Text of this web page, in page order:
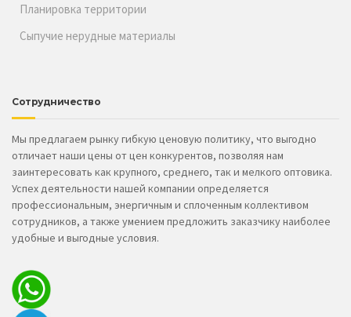
Планировка территории
Сыпучие нерудные материалы
Сотрудничество
Мы предлагаем рынку гибкую ценовую политику, что выгодно
отличает наши цены от цен конкурентов, позволяя нам
заинтересовать как крупного, среднего, так и мелкого оптовика.
Успех деятельности нашей компании определяется
профессиональным, энергичным и сплоченным коллективом
сотрудников, а также умением предложить заказчику наиболее
удобные и выгодные условия.